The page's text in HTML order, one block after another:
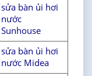
sửa bàn ủi hơi
nước
Sunhouse
sửa bàn ủi hơi
nước Midea